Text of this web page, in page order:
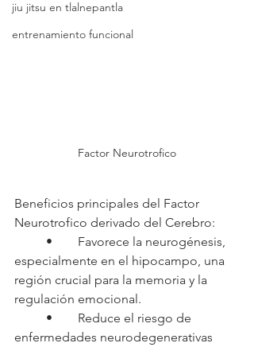
jiu jitsu en tlalnepantla
entrenamiento funcional
Factor Neurotrofico
Beneficios principales del Factor
Neurotrofico derivado del Cerebro:
especialmente en el hipocampo, una
región crucial para la memoria y la
regulación emocional.
enfermedades neurodegenerativas